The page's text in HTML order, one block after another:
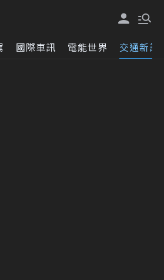
國際車訊 電能世界 交通新訊